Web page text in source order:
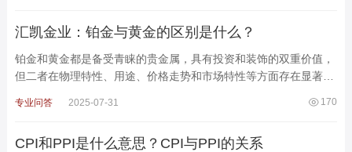
汇凯金业：铂金与黄金的区别是什么？
铂金和黄金都是备受青睐的贵金属，具有投资和装饰的双重价值，
但二者在物理特性、用途、价格走势和市场特性等方面存在显著差
170
专业问答 2025-07-31
CPI和PPI是什么意思？CPI与PPI的关系